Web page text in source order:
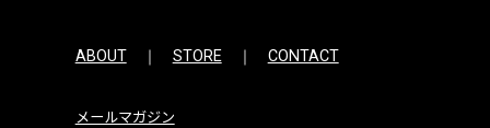
ABOUT STORE CONTACT
メールマガジン